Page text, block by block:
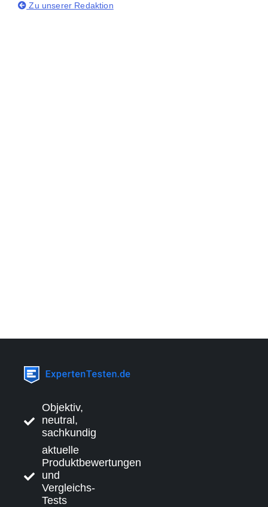
Zu unserer Redaktion
Objektiv,
neutral,
sachkundig
aktuelle
Produktbewertungen
und
Vergleichs-
Tests